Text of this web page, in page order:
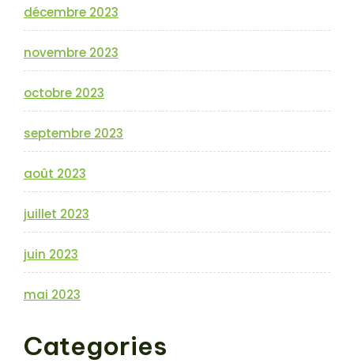
décembre 2023
novembre 2023
octobre 2023
septembre 2023
août 2023
juillet 2023
juin 2023
mai 2023
Categories